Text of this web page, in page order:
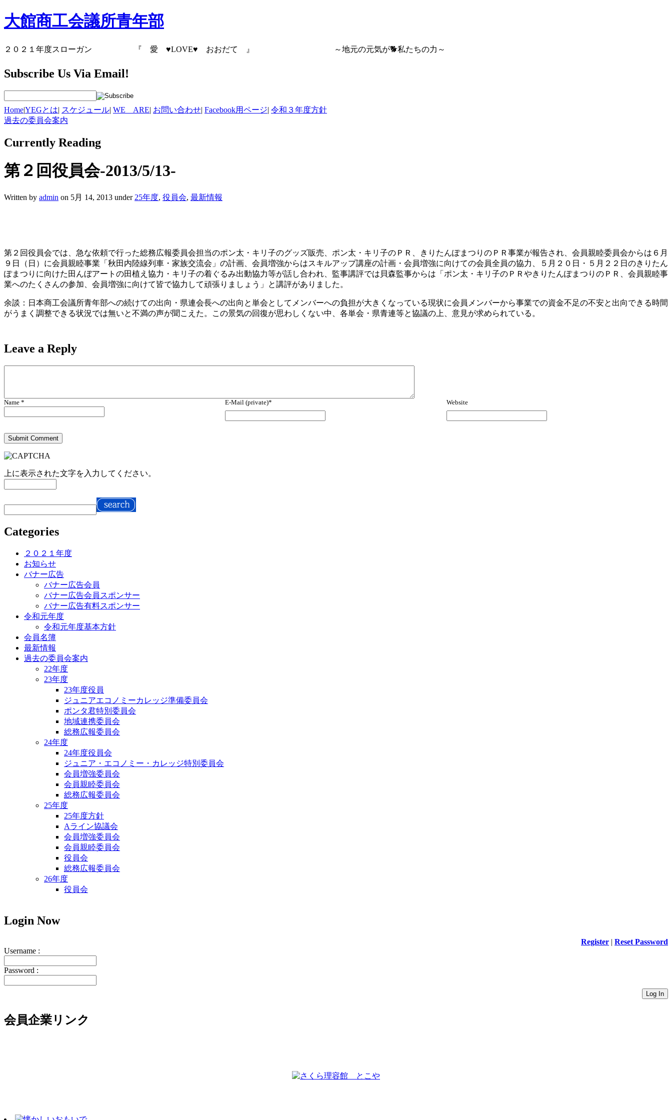
大館商工会議所青年部
２０２１年度スローガン 『 愛 ♥LOVE♥ おおだて 』 ～地元の元気が🐕私たちの力～
Subscribe Us Via Email!
Home|YEGとは| スケジュール| WE ARE| お問い合わせ| Facebook用ページ| 令和３年度方針
過去の委員会案内
Currently Reading
第２回役員会-2013/5/13-
Written by admin on 5月 14, 2013 under25年度, 役員会, 最新情報
第２回役員会では、急な依頼で行った総務広報委員会担当のポン太・キリ子のグッズ販売、ポン太・キリ子のＰＲ、きりたんぽまつりのＰＲ事業が報告され、会員親睦委員会からは６月
９日（日）に会員親睦事業「秋田内陸線列車・家族交流会」の計画、会員増強からはスキルアップ講座の計画・会員増強に向けての会員全員の協力、５月２０日・５月２２日のきりたん
ぽまつりに向けた田んぼアートの田植え協力・キリ子の着ぐるみ出動協力等が話し合われ、監事講評では貝森監事からは「ポン太・キリ子のＰＲやきりたんぽまつりのＰＲ、会員親睦事
業へのたくさんの参加、会員増強に向けて皆で協力して頑張りましょう」と講評がありました。
余談：日本商工会議所青年部への続けての出向・県連会長への出向と単会としてメンバーへの負担が大きくなっている現状に会員メンバーから事業での資金不足の不安と出向できる時間
がうまく調整できる状況では無いと不満の声が聞こえた。この景気の回復が思わしくない中、各単会・県青連等と協議の上、意見が求められている。
Leave a Reply
Name * E-Mail (private)* Website
上に表示された文字を入力してください。
Categories
２０２１年度
お知らせ
バナー広告
バナー広告会員
バナー広告会員スポンサー
バナー広告有料スポンサー
令和元年度
令和元年度基本方針
会員名簿
最新情報
過去の委員会案内
22年度
23年度
23年度役員
ジュニアエコノミーカレッジ準備委員会
ポンタ君特別委員会
地域連携委員会
総務広報委員会
24年度
24年度役員会
ジュニア・エコノミー・カレッジ特別委員会
会員増強委員会
会員親睦委員会
総務広報委員会
25年度
25年度方針
Aライン協議会
会員増強委員会
会員親睦委員会
役員会
総務広報委員会
26年度
役員会
Login Now
Register | Reset Password
Username :
Password :
会員企業リンク